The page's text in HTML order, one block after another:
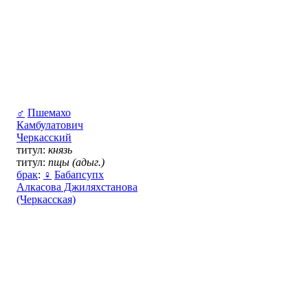
♂ Пшемахо
Камбулатович
Черкасский
титул: князь
титул: пщы (адыг.)
брак: ♀ Бабапсупх
Алкасова Джиляхстанова
(Черкасская)